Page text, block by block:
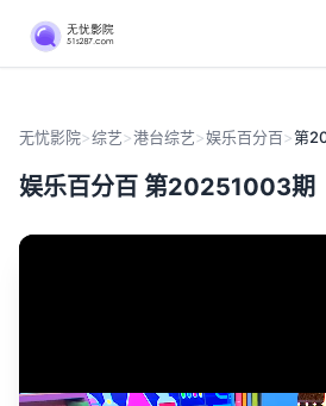
无忧影院>综艺>港台综艺>娱乐百分百>第
娱乐百分百 第20251003期